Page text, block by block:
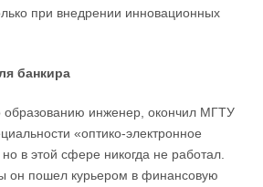
при внедрении инновационных
банкира
инженер, окончил МГТУ
«оптико-электронное
в этой сфере никогда не работал.
он пошел курьером в финансовую